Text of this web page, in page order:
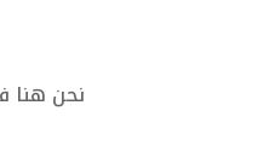
نحن هنا